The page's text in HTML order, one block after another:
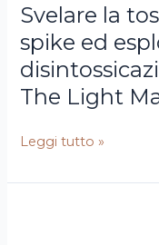
Svelare la
spike ed
The Light
tossicità
della
proteina
spike
ed
strategie
disintossicazione
Magazine
UK
Leggi tutto »